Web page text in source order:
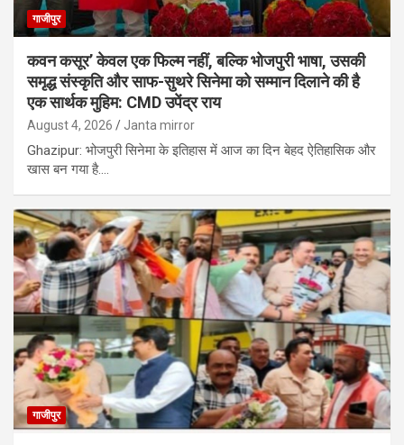
गाजीपुर
कवन कसूर’ केवल एक फिल्म नहीं, बल्कि भोजपुरी भाषा, उसकी
समृद्ध संस्कृति और साफ-सुथरे सिनेमा को सम्मान दिलाने की है
एक सार्थक मुहिम: CMD उपेंद्र राय
August 4, 2026 Janta mirror
Ghazipur: भोजपुरी सिनेमा के इतिहास में आज का दिन बेहद ऐतिहासिक और
खास बन गया है.…
गाजीपुर